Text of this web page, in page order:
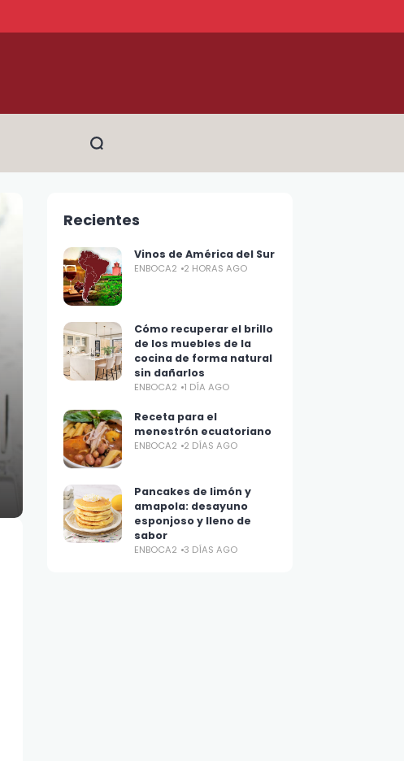
Recientes
Vinos de América del Sur
ENBOCA2 2 HORAS AGO
Cómo recuperar el brillo
de los muebles de la
cocina de forma natural
sin dañarlos
ENBOCA2 1 DÍA AGO
Receta para el
menestrón ecuatoriano
ENBOCA2 2 DÍAS AGO
Pancakes de limón y
amapola: desayuno
esponjoso y lleno de
sabor
ENBOCA2 3 DÍAS AGO